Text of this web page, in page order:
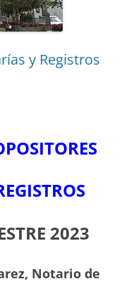
y Registros
2023
Notario de